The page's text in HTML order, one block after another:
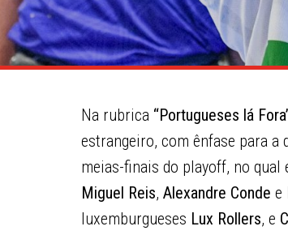
Na rubrica “Portugueses lá
estrangeiro, com ênfase para a
meias-finais do playoff, no qual
Miguel Reis, Alexandre Conde e
luxemburgueses Lux Rollers, e